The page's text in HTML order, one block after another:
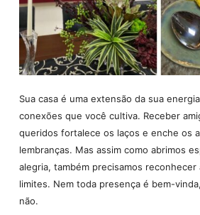
Sua casa é uma extensão da sua
conexões que você cultiva. Receber
queridos fortalece os laços e enche os
lembranças. Mas assim como abrimos
alegria, também precisamos reconhecer
limites. Nem toda presença é bem-
não.